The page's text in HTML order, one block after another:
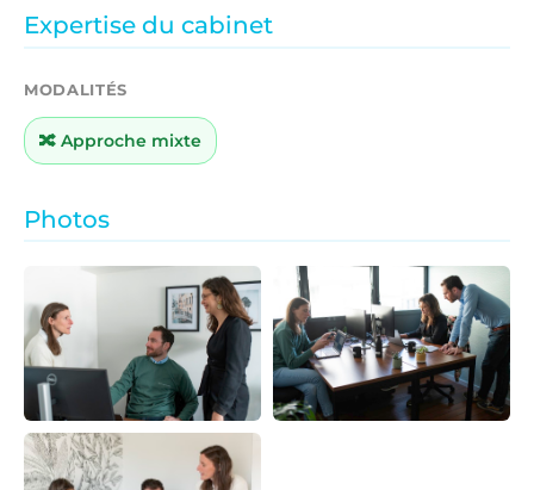
Expertise du cabinet
MODALITÉS
🔀 Approche mixte
Photos